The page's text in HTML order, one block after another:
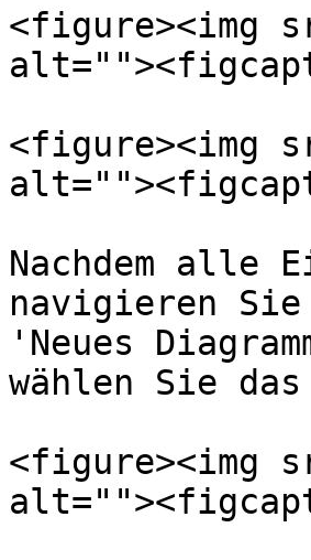
<figure><img
<figure><img
Nachdem alle
navigieren Sie
'Neues
wählen Sie
<figure><img